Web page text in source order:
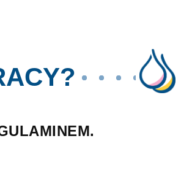
w obszarze medycyny